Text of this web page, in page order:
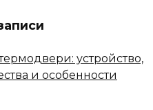
устройство,
и особенности